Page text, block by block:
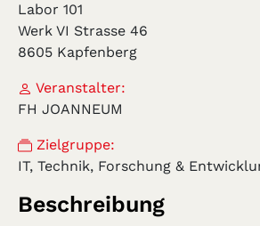
Labor 101
Werk VI Strasse 46
8605 Kapfenberg
Veranstalter:
FH JOANNEUM
Zielgruppe:
IT, Technik, Forschung &
Beschreibung